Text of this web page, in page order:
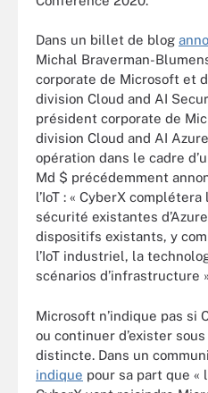
Dans un billet de blog
Michal Braverman-
corporate de Microsoft et
division Cloud and AI
président corporate de
division Cloud and AI
opération dans le cadre
Md $ précédemment
l’IoT : « CyberX
sécurité existantes
dispositifs existants, y
l’IoT industriel, la
scénarios d’infrastructure
Microsoft n’indique pas si
ou continuer d’exister
distincte. Dans un
indique pour sa part que «